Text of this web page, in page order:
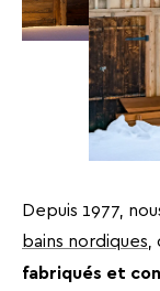
Depuis 1977,
bains nordiques
fabriqués et